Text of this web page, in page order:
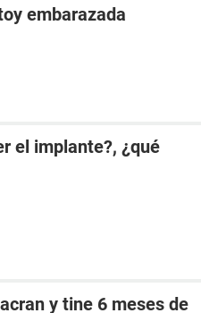
embarazada
el implante?, ¿qué
y tine 6 meses de